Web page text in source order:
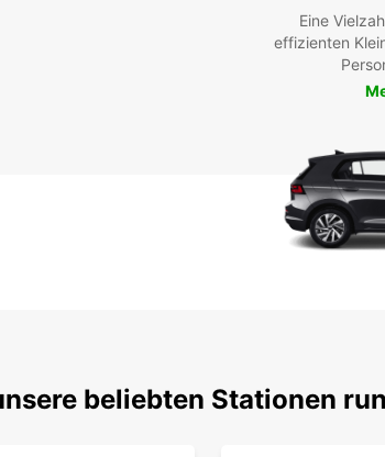
Eine
effizienten
beliebten Stationen